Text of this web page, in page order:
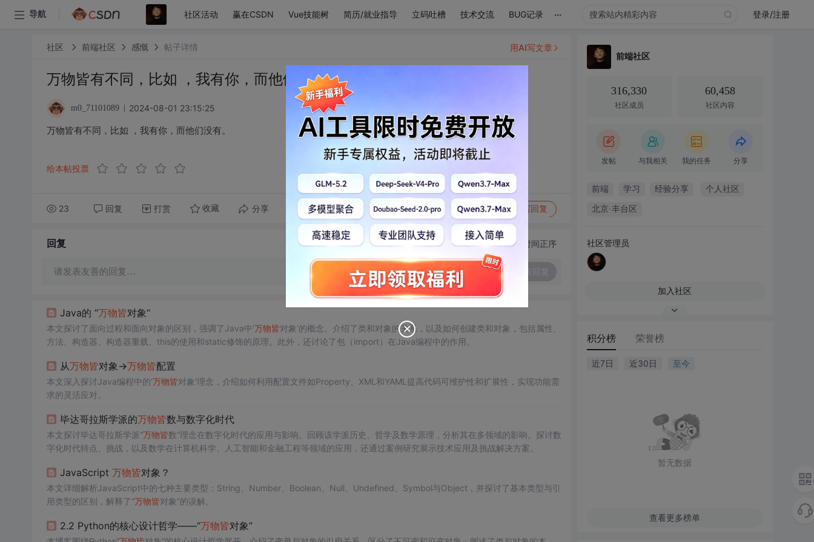
导航 社区活动 赢在CSDN Vue技能树 简历/就业指导 立码吐槽 技术交流 BUG记录 ... 登录/注册
社区 前端社区 感慨 帖子详情
万物皆有不同，比如 ，我有你，而他们没有。
m0_71101089 2024-08-01 23:15:25
万物皆有不同，比如 ，我有你，而他们没有。
给本帖投票
23 回复 打赏 收藏 分享 转发到动态 举报 写回复
用AI写文章
回复 切换为时间正序
请发表友善的回复…
Java的 “万物皆对象“
本文探讨了面向过程和面向对象的区别，强调了Java中‘万物皆对象’的概念。介绍了类和对象的关系，以及如何创建类和对象，包括属性、
方法、构造器、构造器重载、this的使用和static修饰的原理。此外，还讨论了包（import）在Java编程中的作用。
从万物皆对象->万物皆配置
本文深入探讨Java编程中的'万物皆对象'理念，介绍如何利用配置文件如Property、XML和YAML提高代码可维护性和扩展性，实现功能需
求的灵活应对。
毕达哥拉斯学派的万物皆数与数字化时代
本文探讨毕达哥拉斯学派“万物皆数”理念在数字化时代的应用与影响。回顾该学派历史、哲学及数学原理，分析其在多领域的影响。探讨数
字化时代特点、挑战，以及数学在计算机科学、人工智能和金融工程等领域的应用，还通过案例研究展示技术应用及挑战解决方案。
JavaScript 万物皆对象？
本文详细解析JavaScript中的七种主要类型：String、Number、Boolean、Null、Undefined、Symbol与Object，并探讨了基本类型与引
用类型的区别，解释了“万物皆对象”的误解。
2.2 Python的核心设计哲学——“万物皆对象”
前端社区
316,330
社区成员
60,458
社区内容
发帖 与我相关 我的任务 分享
前端 学习 经验分享 个人社区
北京·丰台区
社区管理员
加入社区
积分榜 荣誉榜
近7日 近30日 至今
暂无数据
查看更多榜单